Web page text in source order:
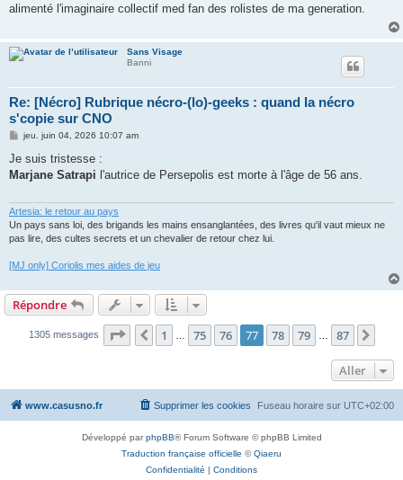
a
alimenté l'imaginaire collectif med fan des rolistes de ma generation.
Sans Visage
Banni
Re: [Nécro] Rubrique nécro-(lo)-geeks : quand la nécro
s'copie sur CNO
M
s
a
jeu. juin 04, 2026 10:07 am
Je suis tristesse :
Marjane Satrapi l'autrice de Persepolis est morte à l'âge de 56 ans.
Artesia: le retour au pays
Un pays sans loi, des brigands les mains ensanglantées, des livres qu'il vaut mieux ne
pas lire, des cultes secrets et un chevalier de retour chez lui.
[MJ only] Coriolis mes aides de jeu
Répondre
1305 messages Page 77 sur 87
Précédent
1 75 76 77 78 79 87
Aller
www.casusno.fr Fuseau horaire sur UTC+02:00
Supprimer les cookies
Développé parphpBB® Forum Software © phpBB Limited
Traduction française officielle ©Qiaeru
Confidentialité | Conditions